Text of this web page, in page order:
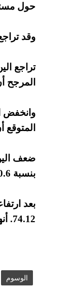
حول مستوى
وقد تراجع الين من
المرجح
المتوقع
بنسبة 0.6٪ من أعلى مستوى عند 81.02
74.12. أنهى الين تداول يوم أمس عند 73.95 مقابل الكيوي
الوسوم